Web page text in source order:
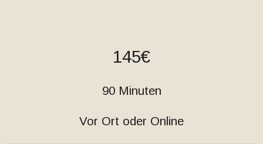
145€
90 Minuten
Vor Ort oder Online